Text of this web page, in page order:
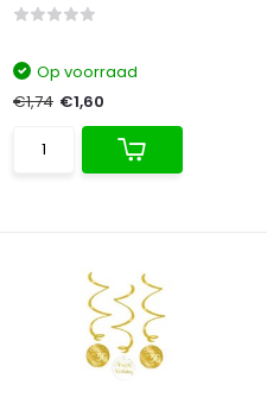
Op voorraad
€1,74 €1,60